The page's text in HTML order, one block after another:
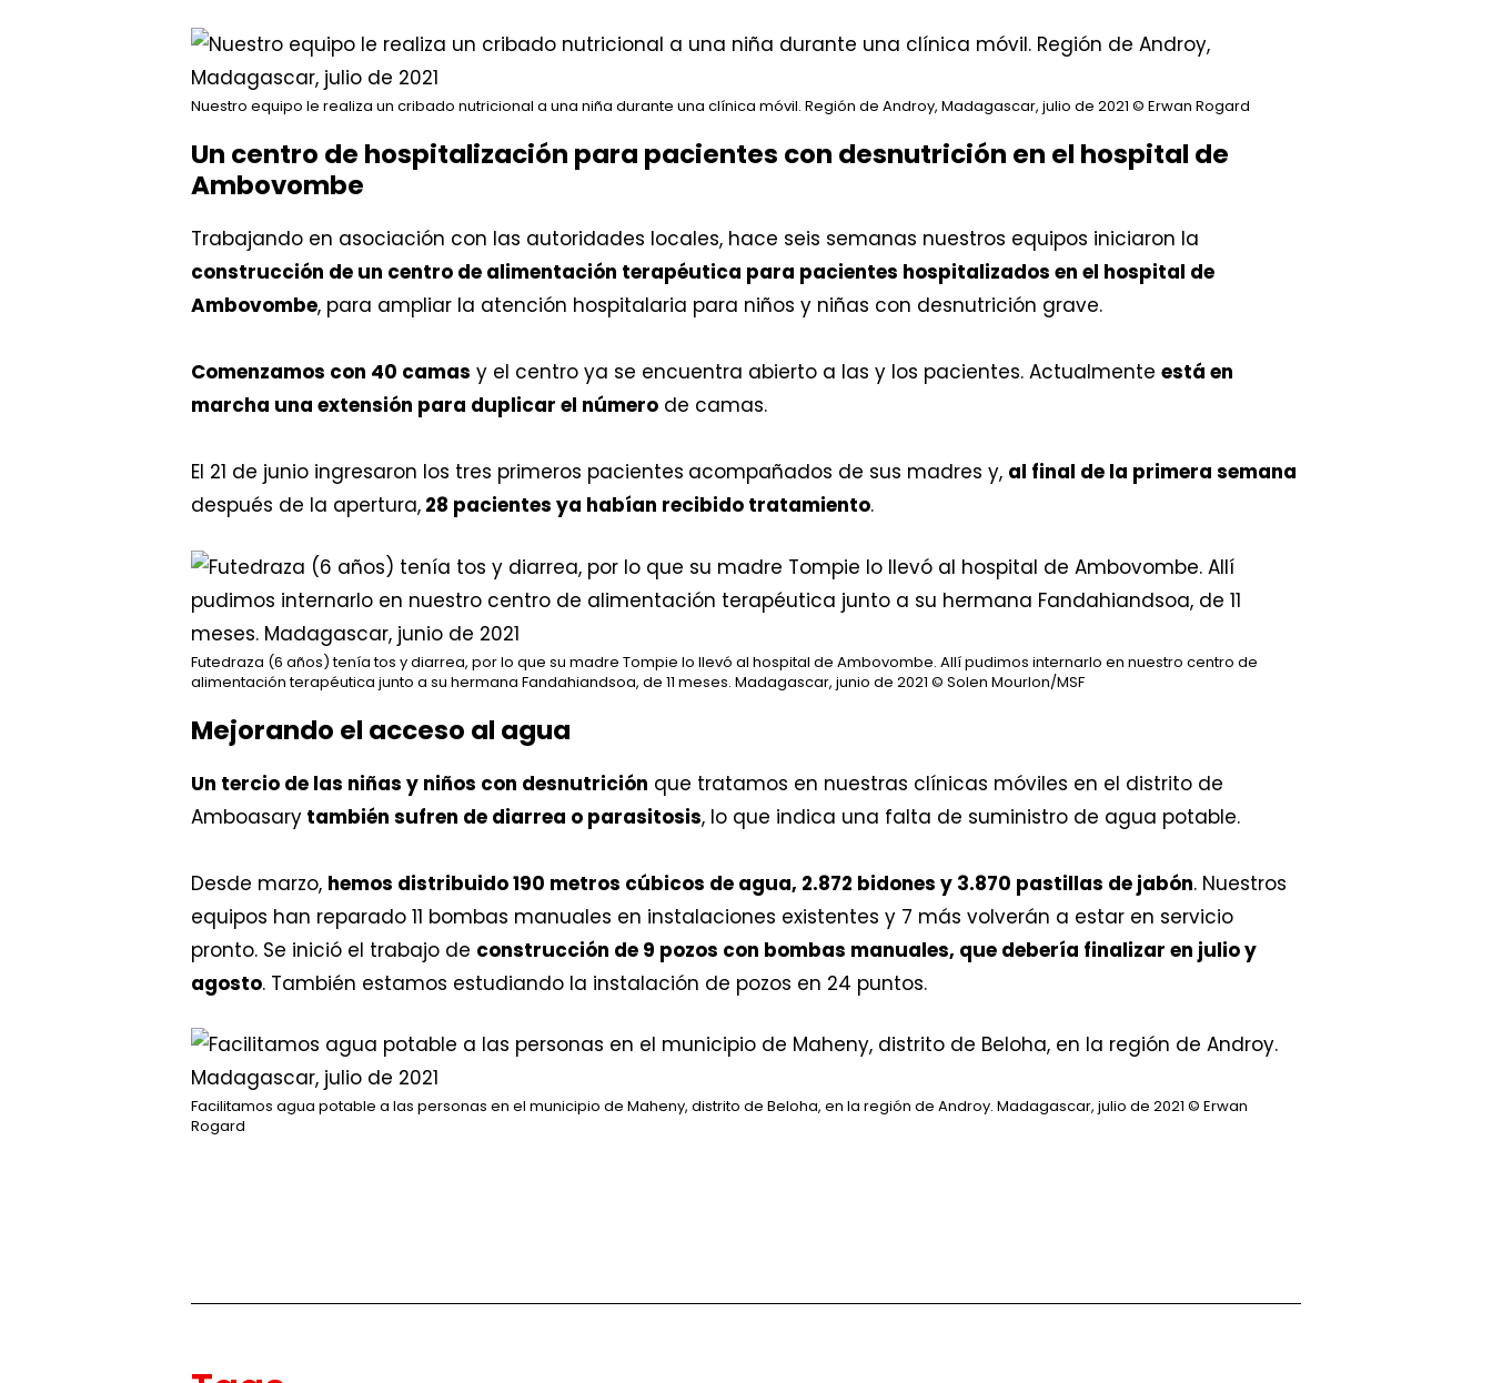
Nuestro equipo le realiza un cribado nutricional a una niña durante una clínica móvil. Región de Androy, Madagascar, julio de 2021 © Erwan Rogard
Un centro de hospitalización para pacientes con desnutrición en el hospital de
Ambovombe
Trabajando en asociación con las autoridades locales, hace seis semanas nuestros equipos iniciaron la
construcción de un centro de alimentación terapéutica para pacientes hospitalizados en el hospital de
Ambovombe, para ampliar la atención hospitalaria para niños y niñas con desnutrición grave.
Comenzamos con 40 camas y el centro ya se encuentra abierto a las y los pacientes. Actualmente está en
marcha una extensión para duplicar el número de camas.
El 21 de junio ingresaron los tres primeros pacientes acompañados de sus madres y, al final de la primera semana
después de la apertura, 28 pacientes ya habían recibido tratamiento.
Futedraza (6 años) tenía tos y diarrea, por lo que su madre Tompie lo llevó al hospital de Ambovombe. Allí pudimos internarlo en nuestro centro de
alimentación terapéutica junto a su hermana Fandahiandsoa, de 11 meses. Madagascar, junio de 2021 © Solen Mourlon/MSF
Mejorando el acceso al agua
Un tercio de las niñas y niños con desnutrición que tratamos en nuestras clínicas móviles en el distrito de
Amboasary también sufren de diarrea o parasitosis, lo que indica una falta de suministro de agua potable.
Desde marzo, hemos distribuido 190 metros cúbicos de agua, 2.872 bidones y 3.870 pastillas de jabón. Nuestros
equipos han reparado 11 bombas manuales en instalaciones existentes y 7 más volverán a estar en servicio
pronto. Se inició el trabajo de construcción de 9 pozos con bombas manuales, que debería finalizar en julio y
agosto. También estamos estudiando la instalación de pozos en 24 puntos.
Facilitamos agua potable a las personas en el municipio de Maheny, distrito de Beloha, en la región de Androy. Madagascar, julio de 2021 © Erwan
Rogard